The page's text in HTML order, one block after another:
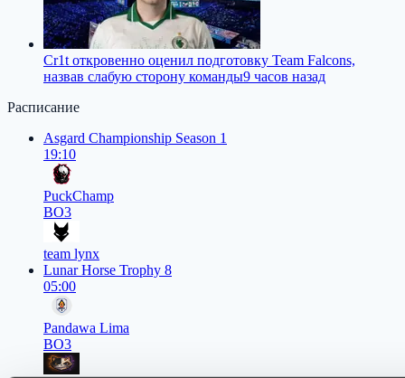
Cr1t откровенно оценил подготовку Team Falcons,
назвав слабую сторону команды9 часов назад
Расписание
Asgard Championship Season 1
19:10
PuckChamp
BO3
team lynx
Lunar Horse Trophy 8
05:00
Pandawa Lima
BO3